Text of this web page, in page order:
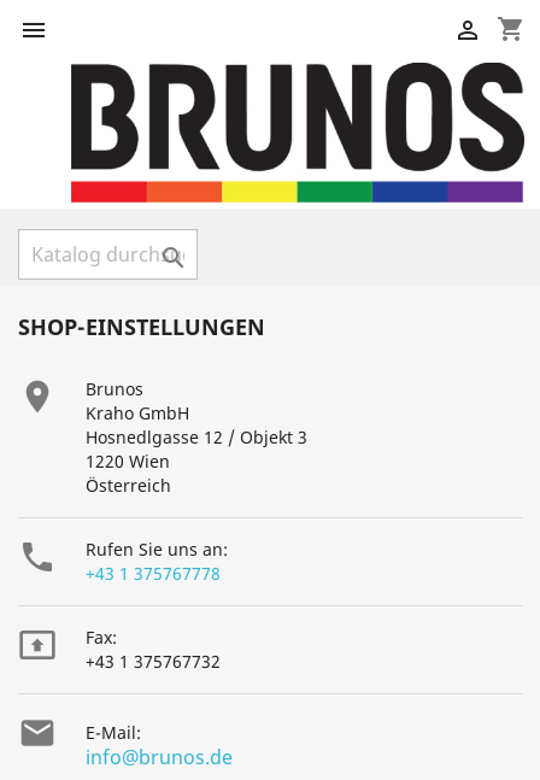
 shopping_cart


SHOP-EINSTELLUNGEN

Brunos
Kraho GmbH
Hosnedlgasse 12 / Objekt 3
1220 Wien
Österreich

Rufen Sie uns an:
+43 1 375767778

Fax:
+43 1 375767732
 E-Mail:
info@brunos.de